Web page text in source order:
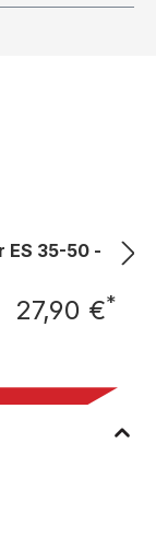
ES 35-50 -
27,90 €*